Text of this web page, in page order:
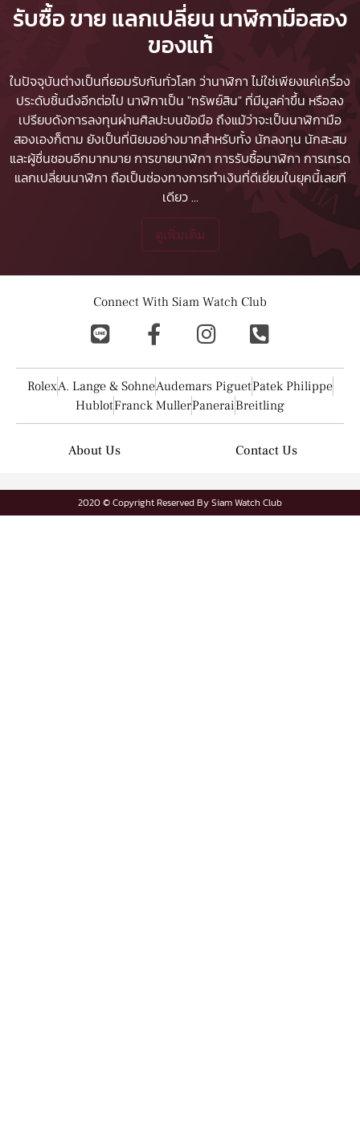
รับซื้อ ขาย แลกเปลี่ยน นาฬิกามือสอง
ของแท้
ในปัจจุบันต่างเป็นที่ยอมรับกันทั่วโลก ว่านาฬิกา ไม่ใช่เพียงแค่เครื่อง
ประดับชิ้นนึงอีกต่อไป นาฬิกาเป็น "ทรัพย์สิน" ที่มีมูลค่าขึ้น หรือลง
เปรียบดังการลงทุนผ่านศิลปะบนข้อมือ ถึงแม้ว่าจะเป็นนาฬิกามือ
สองเองก็ตาม ยังเป็นที่นิยมอย่างมากสำหรับทั้ง นักลงทุน นักสะสม
และผู้ชื่นชอบอีกมากมายการขายนาฬิกา การรับซื้อนาฬิกา การเทรด
แลกเปลี่ยนนาฬิกา ถือเป็นช่องทางการทำเงินที่ดีเยี่ยมในยุคนี้เลยที
เดียว...
ดูเพิ่มเติม
Connect With Siam Watch Club
RolexA. Lange & SohneAudemars PiguetPatek Philippe
HublotFranck MullerPaneraiBreitling
About Us Contact Us
2020 © Copyright Reserved By Siam Watch Club